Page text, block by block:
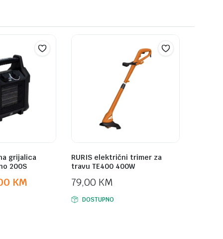
grijalica
200S
KM
RURIS električni trimer za
travu TE400 400W
79,00 KM
DOSTUPNO